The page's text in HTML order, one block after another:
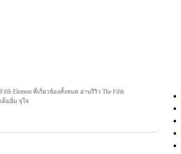
Element ที่เกี่ยวข้องทั้งหมด อ่านรีวิว The Fifth
ต็มอิ่ม จุใจ